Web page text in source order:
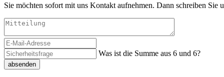
Sie möchten sofort mit uns Kontakt aufnehmen. Dann schreiben Sie
Was ist die Summe aus 6 und 6?
absenden